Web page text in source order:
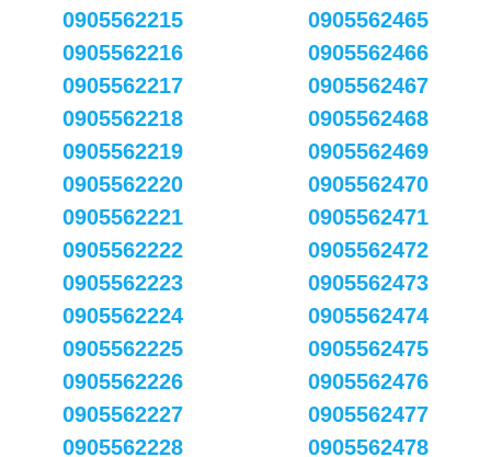
0905562215
0905562216
0905562217
0905562218
0905562219
0905562220
0905562221
0905562222
0905562223
0905562224
0905562225
0905562226
0905562227
0905562228
0905562465
0905562466
0905562467
0905562468
0905562469
0905562470
0905562471
0905562472
0905562473
0905562474
0905562475
0905562476
0905562477
0905562478